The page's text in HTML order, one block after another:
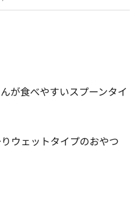
が食べやすいスプーンタイ
ウェットタイプのおやつ